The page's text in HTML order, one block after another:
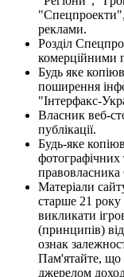
реклами.
Розділ
комерційними
Будь яке
поширення
"Інтерфакс-
Власник веб-
публікації.
Будь-яке
фотографічних
правовласника
Матеріали
старше 21 року
викликати
(принципів)
ознак
Пам'ятайте, що
джерелом